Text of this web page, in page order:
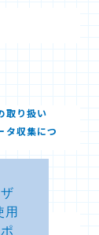
用
取り扱い
タ収集につ